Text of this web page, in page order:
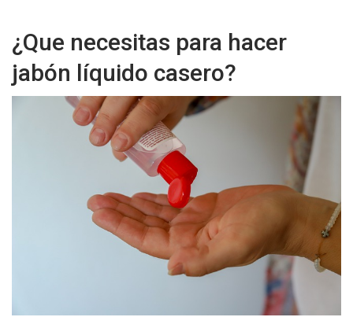
¿Que necesitas para hacer
jabón líquido casero?